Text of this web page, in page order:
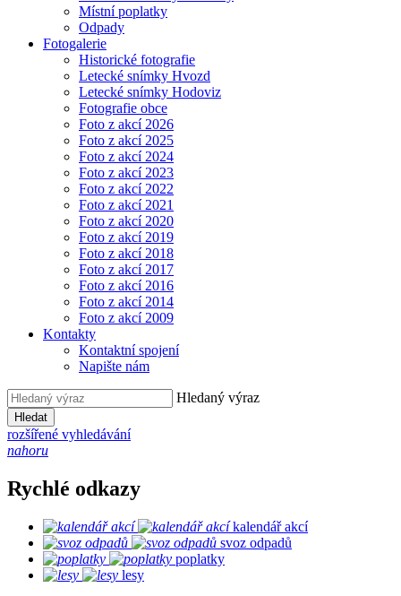
Místní poplatky
Odpady
Fotogalerie
Historické fotografie
Letecké snímky Hvozd
Letecké snímky Hodoviz
Fotografie obce
Foto z akcí 2026
Foto z akcí 2025
Foto z akcí 2024
Foto z akcí 2023
Foto z akcí 2022
Foto z akcí 2021
Foto z akcí 2020
Foto z akcí 2019
Foto z akcí 2018
Foto z akcí 2017
Foto z akcí 2016
Foto z akcí 2014
Foto z akcí 2009
Kontakty
Kontaktní spojení
Napište nám
Hledaný výraz
Hledat
rozšířené vyhledávání
nahoru
Rychlé odkazy
kalendář akcí
svoz odpadů
poplatky
lesy